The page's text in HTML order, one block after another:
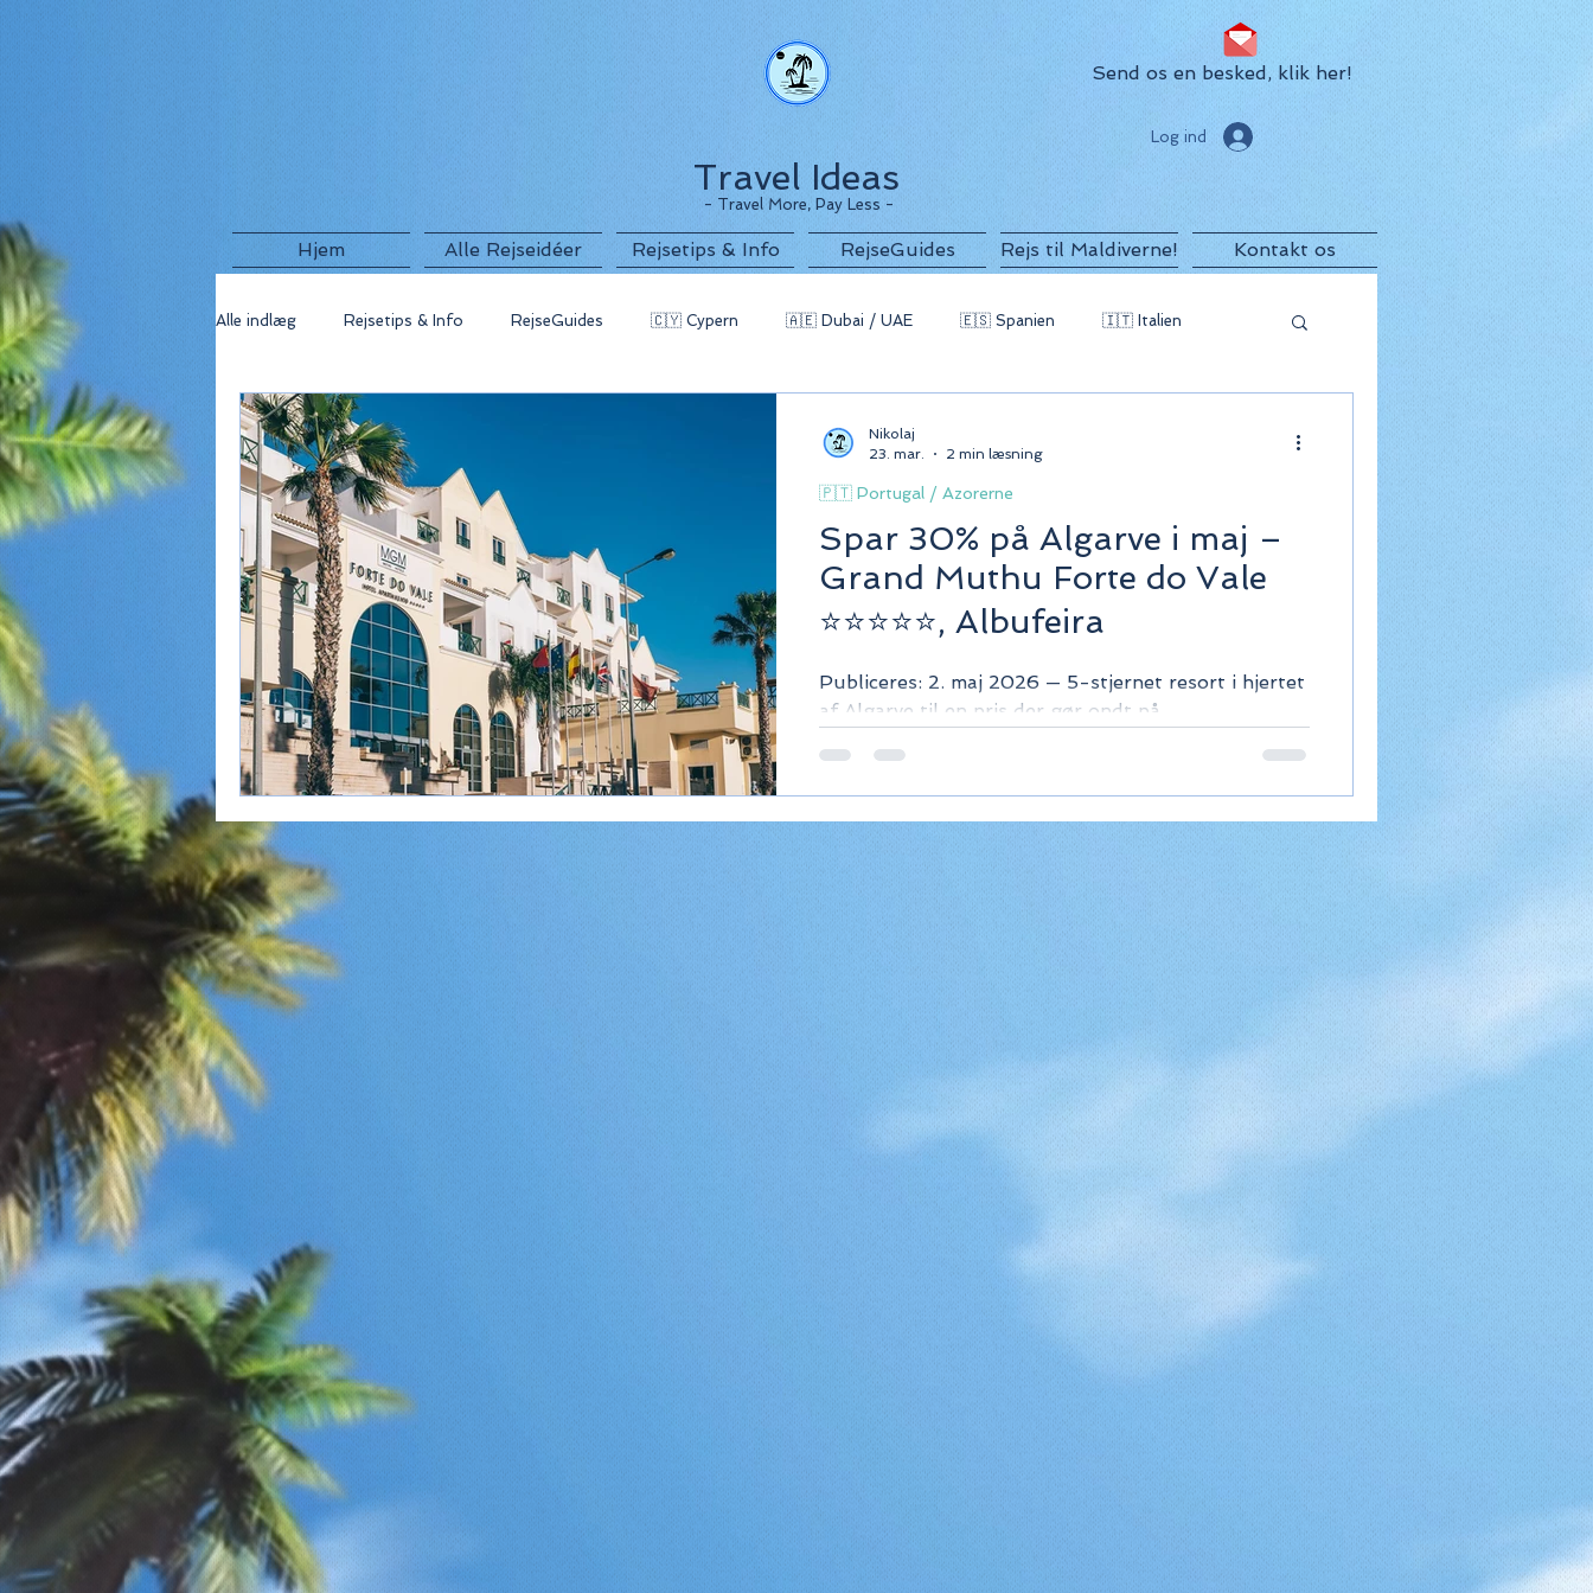
Travel Ideas
- Travel More, Pay Less -
Send os en besked, klik her!
Log ind
Hjem Alle Rejseidéer Rejsetips & Info RejseGuides Rejs til Maldiverne! Kontakt os
Alle indlæg Rejsetips & Info RejseGuides 🇨🇾 Cypern 🇦🇪 Dubai / UAE 🇪🇸 Spanien 🇮🇹 Italien
🇬🇷 Grækenland
🇺🇸 USA 🇮🇸 Island 🇮🇩 Indonesien
Spar 30% på Algarve i maj –
Grand Muthu Forte do Vale
⭐⭐⭐⭐⭐, Albufeira
Publiceres: 2. maj 2026 — 5-stjernet resort i hjertet
af Algarve til en pris der gør ondt på
beliggenhed fra €136/nat.
🇵🇹 Portugal / Azorerne
Nikolaj
23. mar.
2 min læsning